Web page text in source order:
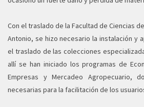
Con el traslado de la Facultad de Ciencias
Antonio, se hizo necesario la instalación y
el traslado de las colecciones
allí se han iniciado los programas de
Empresas y Mercadeo Agropecuario,
necesarias para la facilitación de los